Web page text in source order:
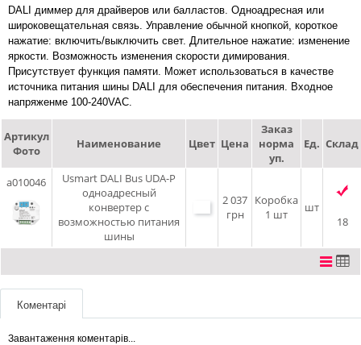
DALI диммер для драйверов или балластов. Одноадресная или
широковещательная связь. Управление обычной кнопкой, короткое
нажатие: включить/выключить свет. Длительное нажатие: изменение
яркости. Возможность изменения скорости димирования.
Присутствует функция памяти. Может использоваться в качестве
источника питания шины DALI для обеспечения питания. Входное
напряженме 100-240VAC.
Артикул
Фото
Наименование Цвет Цена
Заказ
норма
уп.
Ед. Склад
a010046
Usmart DALI Bus UDA-P
одноадресный
конвертер с
возможностью питания
шины
2 037
грн
Коробка
1 шт
шт
18
Коментарі
Завантаження коментарів...